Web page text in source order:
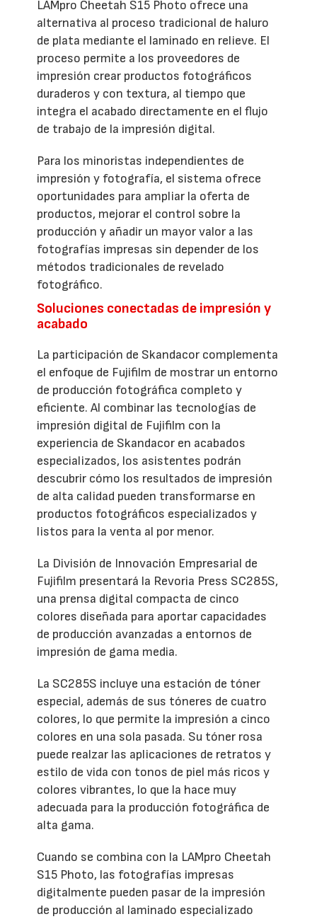
LAMpro Cheetah S15 Photo ofrece una
alternativa al proceso tradicional de haluro
de plata mediante el laminado en relieve. El
proceso permite a los proveedores de
impresión crear productos fotográficos
duraderos y con textura, al tiempo que
integra el acabado directamente en el flujo
de trabajo de la impresión digital.
Para los minoristas independientes de
impresión y fotografía, el sistema ofrece
oportunidades para ampliar la oferta de
productos, mejorar el control sobre la
producción y añadir un mayor valor a las
fotografías impresas sin depender de los
métodos tradicionales de revelado
fotográfico.
Soluciones conectadas de impresión y
acabado
La participación de Skandacor complementa
el enfoque de Fujifilm de mostrar un entorno
de producción fotográfica completo y
eficiente. Al combinar las tecnologías de
impresión digital de Fujifilm con la
experiencia de Skandacor en acabados
especializados, los asistentes podrán
descubrir cómo los resultados de impresión
de alta calidad pueden transformarse en
productos fotográficos especializados y
listos para la venta al por menor.
La División de Innovación Empresarial de
Fujifilm presentará la Revoria Press SC285S,
una prensa digital compacta de cinco
colores diseñada para aportar capacidades
de producción avanzadas a entornos de
impresión de gama media.
La SC285S incluye una estación de tóner
especial, además de sus tóneres de cuatro
colores, lo que permite la impresión a cinco
colores en una sola pasada. Su tóner rosa
puede realzar las aplicaciones de retratos y
estilo de vida con tonos de piel más ricos y
colores vibrantes, lo que la hace muy
adecuada para la producción fotográfica de
alta gama.
Cuando se combina con la LAMpro Cheetah
S15 Photo, las fotografías impresas
digitalmente pueden pasar de la impresión
de producción al laminado especializado